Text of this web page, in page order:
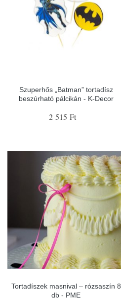
Szuperhős „Batman” tortadísz
beszúrható pálcikán - K-Decor
2 515 Ft
Tortadíszek masnival – rózsaszín 8
db - PME